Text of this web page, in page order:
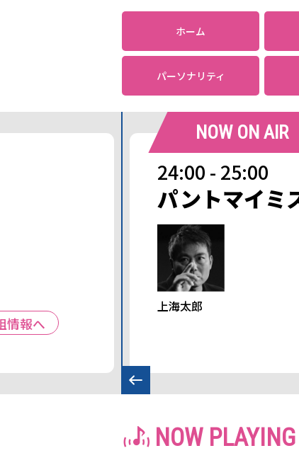
ホーム
パーソナリティ
情報へ
24:00 - 25:00
パントマイミ
上海太郎
NOW ON AIR
NOW PLAYING